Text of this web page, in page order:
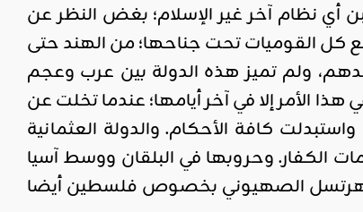
أي نظام آخر غير الإسلام؛ بغض النظر عن
كل القوميات تحت جناحها؛ من الهند حتى
ولم تميز هذه الدولة بين عرب وعجم
الأمر إلا في آخر أيامها؛ عندما تخلت عن
كافة الأحكام. والدولة العثمانية
الكفار. وحروبها في البلقان ووسط آسيا
هرتسل الصهيوني بخصوص فلسطين أيضا